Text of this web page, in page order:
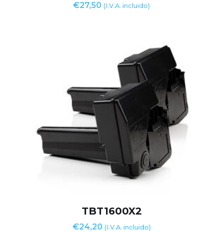
€27,50 (I.V.A. incluido)
TBT1600X2
€24,20 (I.V.A. incluido)